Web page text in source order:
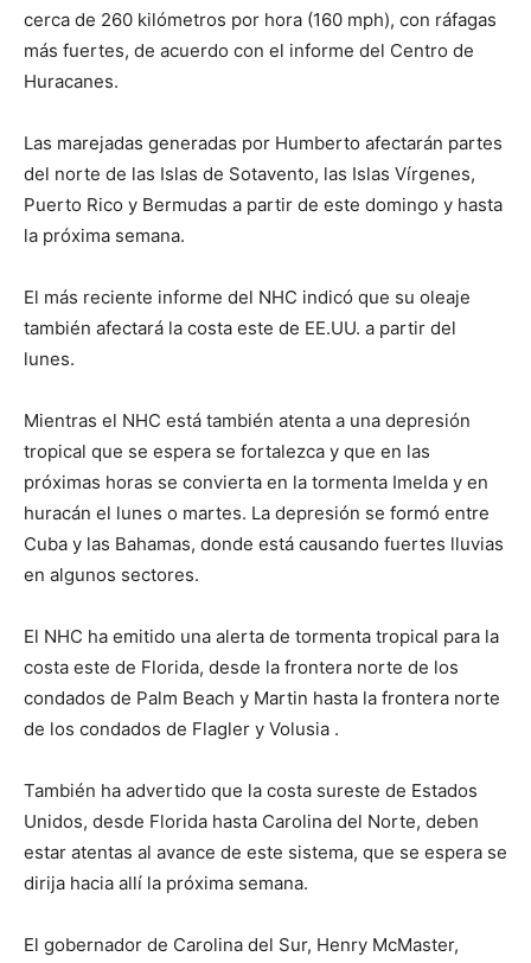
cerca de 260 kilómetros por hora (160 mph), con ráfagas
más fuertes, de acuerdo con el informe del Centro de
Huracanes.
Las marejadas generadas por Humberto afectarán partes
del norte de las Islas de Sotavento, las Islas Vírgenes,
Puerto Rico y Bermudas a partir de este domingo y hasta
la próxima semana.
El más reciente informe del NHC indicó que su oleaje
también afectará la costa este de EE.UU. a partir del
lunes.
Mientras el NHC está también atenta a una depresión
tropical que se espera se fortalezca y que en las
próximas horas se convierta en la tormenta Imelda y en
huracán el lunes o martes. La depresión se formó entre
Cuba y las Bahamas, donde está causando fuertes lluvias
en algunos sectores.
El NHC ha emitido una alerta de tormenta tropical para la
costa este de Florida, desde la frontera norte de los
condados de Palm Beach y Martin hasta la frontera norte
de los condados de Flagler y Volusia .
También ha advertido que la costa sureste de Estados
Unidos, desde Florida hasta Carolina del Norte, deben
estar atentas al avance de este sistema, que se espera se
dirija hacia allí la próxima semana.
El gobernador de Carolina del Sur, Henry McMaster,